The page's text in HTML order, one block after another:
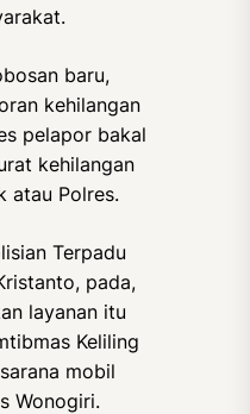
baru,
kehilangan
pelapor bakal
kehilangan
atau Polres.
Terpadu
pada,
layanan itu
Keliling
mobil
Wonogiri.